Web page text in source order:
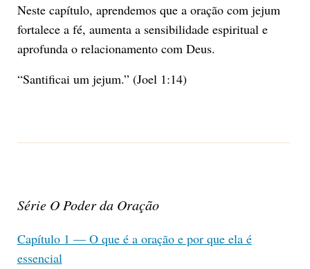
Neste capítulo, aprendemos que a oração com jejum
fortalece a fé, aumenta a sensibilidade espiritual e
aprofunda o relacionamento com Deus.
“Santificai um jejum.” (Joel 1:14)
Série O Poder da Oração
Capítulo 1 — O que é a oração e por que ela é
essencial